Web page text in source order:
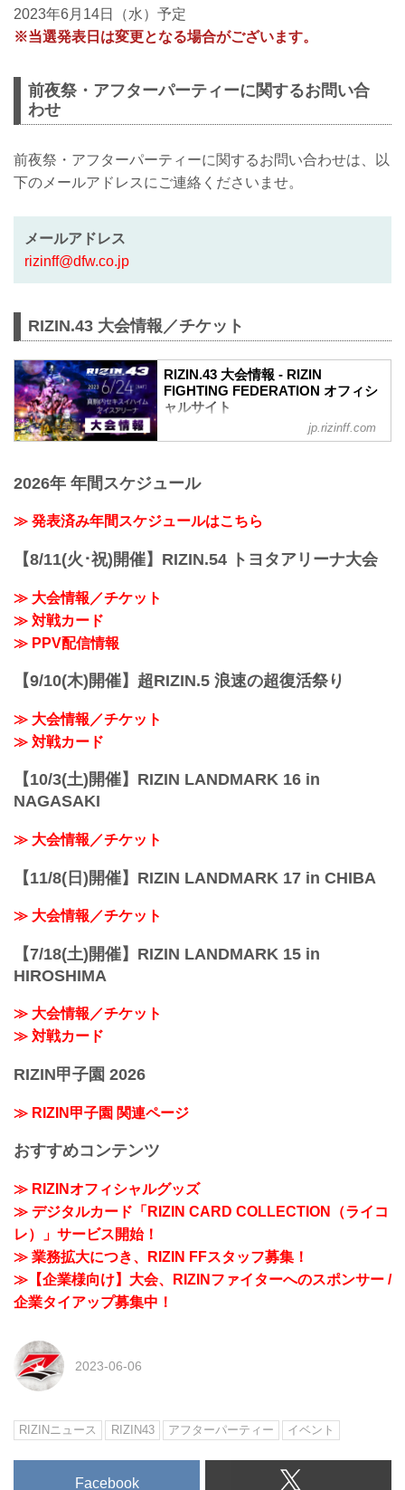
いるお客様は、アフターパーティーはツ
らでのお申し込みは不要です。
2023年6月14日（水）予定
※当選発表日は変更となる場合がございます。
前夜祭・アフターパーティーに関するお問い合
わせ
前夜祭・アフターパーティーに関するお問い合わせは、以
下のメールアドレスにご連絡くださいませ。
メールアドレス
rizinff@dfw.co.jp
RIZIN.43 大会情報／チケット
RIZIN.43 大会情報 - RIZIN
FIGHTING FEDERATION オフィシ
ャルサイト
youtu.be
開催日時
始
※開場・開始時間は予定です。決定次第
予定時間が前後することがありますので
ご了承ください。
jp.rizinff.com
2026年 年間スケジュール
≫ 発表済み年間スケジュールはこちら
【8/11(火･祝)開催】RIZIN.54 トヨタアリーナ大会
≫ 大会情報／チケット
≫ 対戦カード
≫ PPV配信情報
【9/10(木)開催】超RIZIN.5 浪速の超復活祭り
≫ 大会情報／チケット
≫ 対戦カード
【10/3(土)開催】RIZIN LANDMARK 16 in
NAGASAKI
≫ 大会情報／チケット
【11/8(日)開催】RIZIN LANDMARK 17 in CHIBA
≫ 大会情報／チケット
【7/18(土)開催】RIZIN LANDMARK 15 in
HIROSHIMA
≫ 大会情報／チケット
≫ 対戦カード
RIZIN甲子園 2026
≫ RIZIN甲子園 関連ページ
おすすめコンテンツ
≫ RIZINオフィシャルグッズ
≫ デジタルカード「RIZIN CARD COLLECTION（ライコ
レ）」サービス開始！
≫ 業務拡大につき、RIZIN FFスタッフ募集！
≫【企業様向け】大会、RIZINファイターへのスポンサー /
企業タイアップ募集中！
2023-06-06
RIZINニュース RIZIN43 アフターパーティー イベント
Facebook